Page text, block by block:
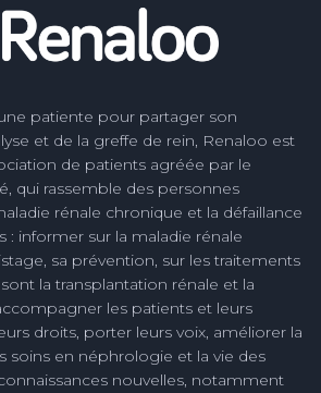
patiente pour partager son
et de la greffe de rein, Renaloo est
de patients agréée par le
qui rassemble des personnes
rénale chronique et la défaillance
: informer sur la maladie rénale
sa prévention, sur les traitements
la transplantation rénale et la
les patients et leurs
droits, porter leurs voix, améliorer la
soins en néphrologie et la vie des
nouvelles, notamment